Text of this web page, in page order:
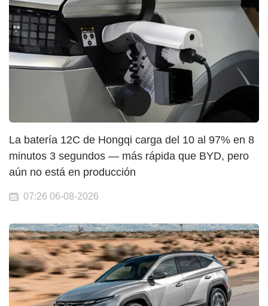
La batería 12C de Hongqi carga del 10 al 97% en 8
minutos 3 segundos — más rápida que BYD, pero
aún no está en producción
07:26 06-08-2026